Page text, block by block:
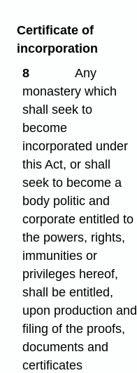
Certificate of
incorporation
8
Any
monastery which
shall seek to
become
incorporated under
this Act, or shall
seek to become a
body politic and
corporate entitled to
the powers, rights,
immunities or
privileges hereof,
shall be entitled,
upon production and
filing of the proofs,
documents and
certificates